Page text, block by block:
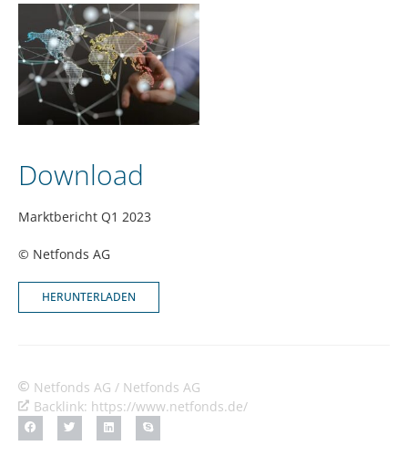
Download
Marktbericht Q1 2023
© Netfonds AG
HERUNTERLADEN
Netfonds AG / Netfonds AG
Backlink: https://www.netfonds.de/